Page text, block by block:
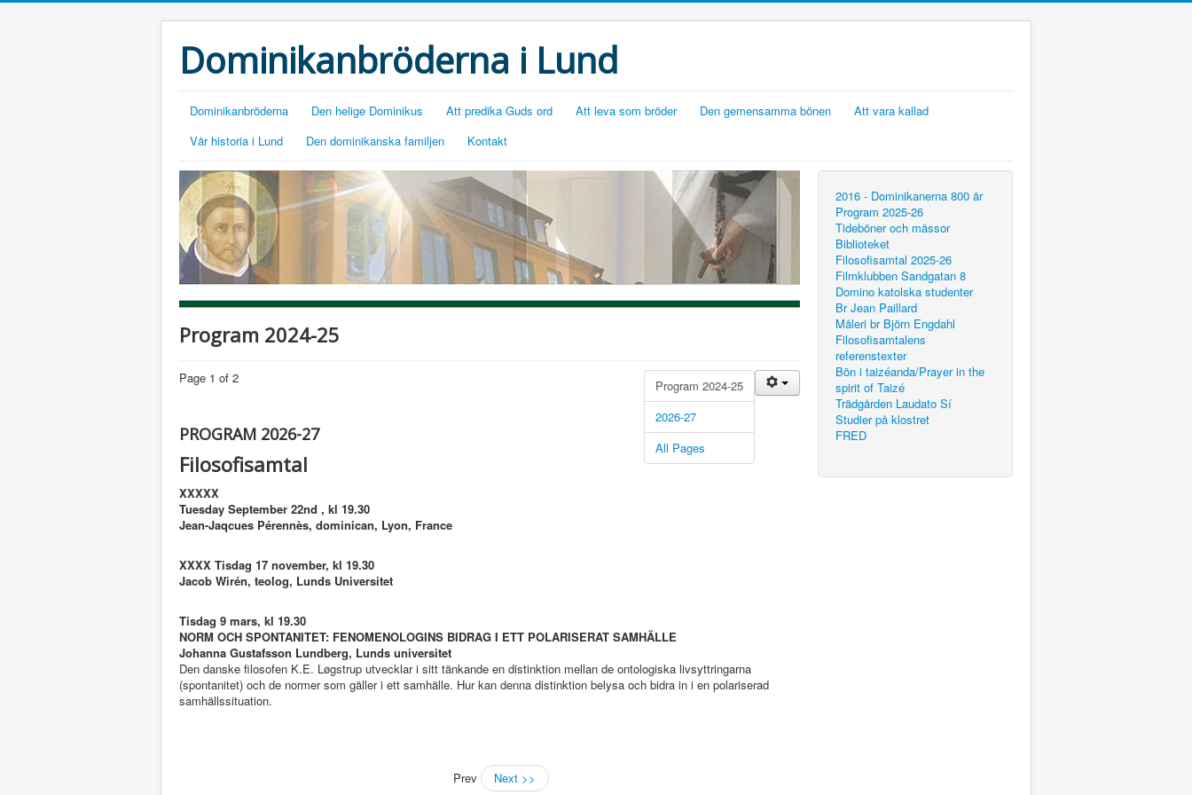
Dominikanbröderna i Lund
Dominikanbröderna Den helige Dominikus Att predika Guds ord Att leva som bröder Den gemensamma bönen
Att vara kallad
Vår historia i Lund
Den dominikanska familjen Kontakt
Program 2024-25
Program 2024-25
2026-27
All Pages
Page 1 of 2
PROGRAM 2026-27
Filosofisamtal
XXXXX
Tuesday September 22nd , kl 19.30
Jean-Jaqcues Pérennès, dominican, Lyon, France
XXXX Tisdag 17 november, kl 19.30
Jacob Wirén, teolog, Lunds Universitet
Tisdag 9 mars, kl 19.30
NORM OCH SPONTANITET: FENOMENOLOGINS BIDRAG I ETT POLARISERAT SAMHÄLLE
Johanna Gustafsson Lundberg, Lunds universitet
Den danske filosofen K.E. Løgstrup utvecklar i sitt tänkande en distinktion mellan de ontologiska livsyttringarna
(spontanitet) och de normer som gäller i ett samhälle. Hur kan denna distinktion belysa och bidra in i en polariserad
samhällssituation.
Prev Next >>
2016 - Dominikanerna 800 år
Program 2025-26
Tideböner och mässor
Biblioteket
Filosofisamtal 2025-26
Filmklubben Sandgatan 8
Domino katolska studenter
Br Jean Paillard
Måleri br Björn Engdahl
Filosofisamtalens
referenstexter
Bön i taizéanda/Prayer in the
spirit of Taizé
Trädgården Laudato Sí
Studier på klostret
FRED